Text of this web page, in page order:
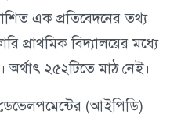
এক প্রতিবেদনের তথ্য
প্রাথমিক বিদ্যালয়ের মধ্যে
অর্থাৎ ২৫২টিতে মাঠ নেই।
ডেভেলপমেন্টের (আইপিডি)